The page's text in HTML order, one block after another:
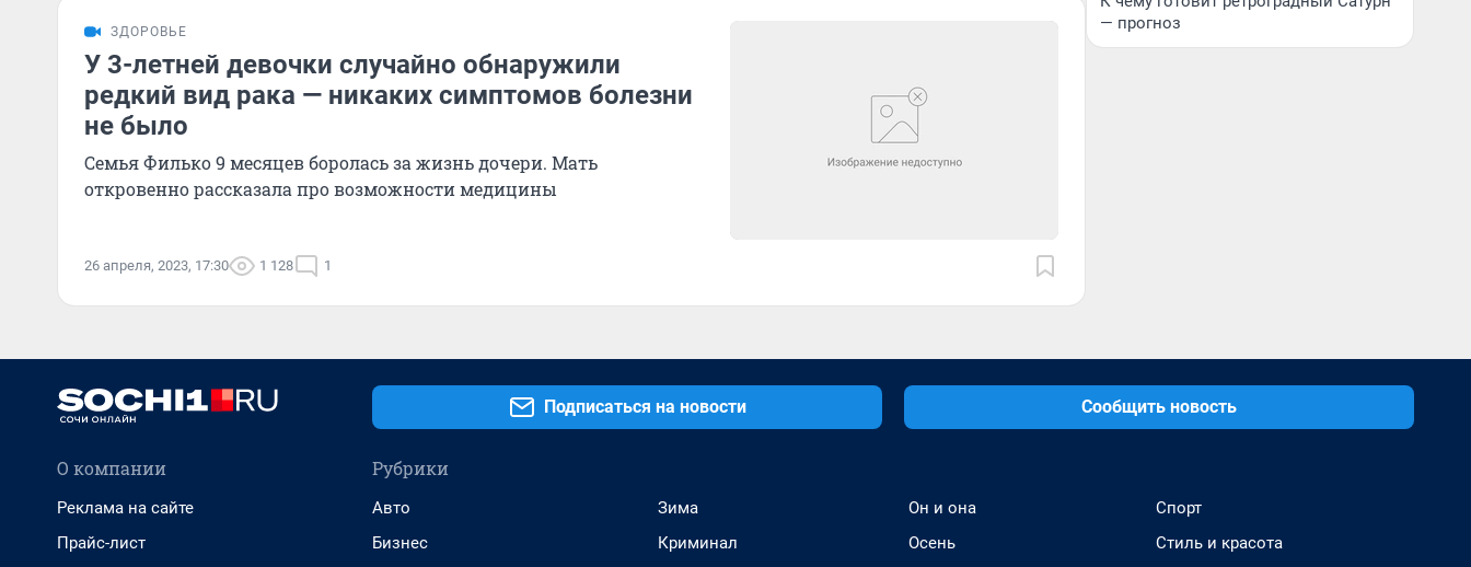
ЗДОРОВЬЕ
У 3-летней девочки случайно обнаружили
редкий вид рака — никаких симптомов болезни
не было
Семья Филько 9 месяцев боролась за жизнь дочери. Мать
откровенно рассказала про возможности медицины
26 апреля, 2023, 17:30 1 128 1
— прогноз
Подписаться на новости Сообщить новость
О компании
Реклама на сайте
Прайс-лист
Рубрики
Авто
Бизнес
Зима
Криминал
Он и она
Осень
Спорт
Стиль и красота